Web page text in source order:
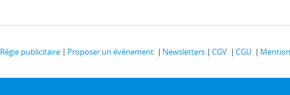
Régie publicitaire Proposer un événement Newsletters CGV CGU